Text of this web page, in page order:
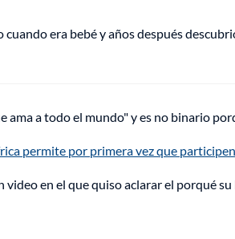
cuando era bebé y años después
ama a todo el mundo" y es no binario
permite por primera vez que
video en el que quiso aclarar el porqué